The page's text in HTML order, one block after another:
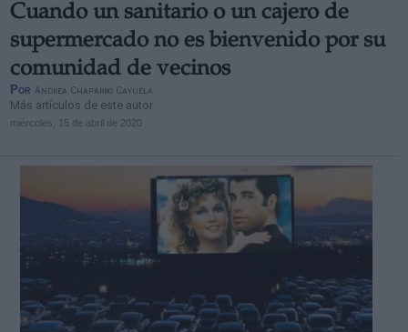
Cuando un sanitario o un cajero de
supermercado no es bienvenido por su
comunidad de vecinos
Por Andrea Chaparro Cayuela
Más artículos de este autor
miércoles, 15 de abril de 2020